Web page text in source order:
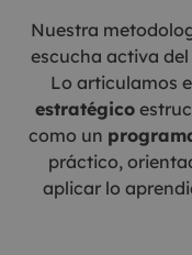
Nuestra
escucha activa
Lo articulamos
estratégico
como un
práctico,
aplicar lo